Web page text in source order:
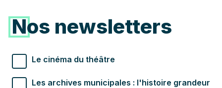
Nos newsletters
Types de newsletter souhaités
Le cinéma du théâtre
Les archives municipales : l'histoire grandeur